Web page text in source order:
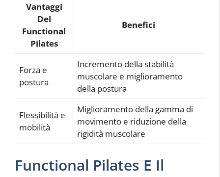
Vantaggi
Del
Functional
Pilates
Benefici
Forza e
postura
Incremento della stabilità
muscolare e miglioramento
della postura
Flessibilità e
mobilità
Miglioramento della gamma di
movimento e riduzione della
rigidità muscolare
Functional Pilates E Il